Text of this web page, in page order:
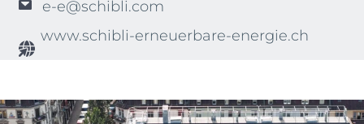
e-e@schibli.com
www.schibli-erneuerbare-energie.ch